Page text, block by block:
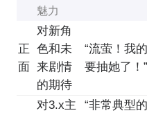
魅力
正
面
对新角
色和未
来剧情
的期待
“流萤！我
要抽她了！
对3.x主
“非常典型